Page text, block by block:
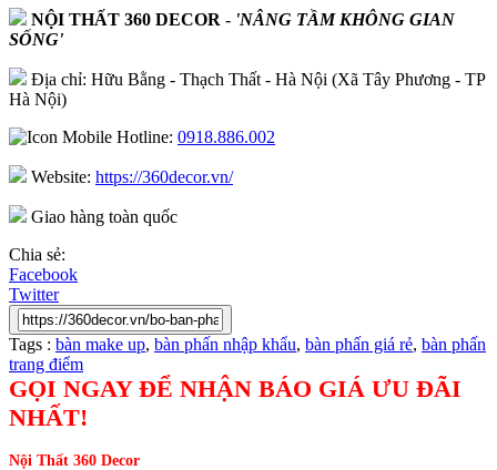
NỘI THẤT 360 DECOR - 'NÂNG TẦM KHÔNG GIAN
SỐNG'
Địa chỉ: Hữu Bằng - Thạch Thất - Hà Nội (Xã Tây Phương - TP
Hà Nội)
Hotline: 0918.886.002
Website: https://360decor.vn/
Giao hàng toàn quốc
Chia sẻ:
Facebook
Twitter
Tags : bàn make up, bàn phấn nhập khẩu, bàn phấn giá rẻ, bàn phấn
trang điểm
GỌI NGAY ĐỂ NHẬN BÁO GIÁ ƯU ĐÃI
NHẤT!
Nội Thất 360 Decor